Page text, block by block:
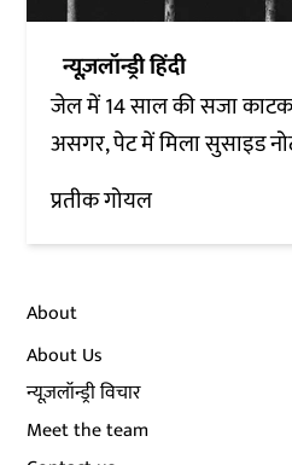
न्यूज़लॉन्ड्री हिंदी
जेल में 14 साल की सजा
असगर, पेट में मिला सुसाइड
प्रतीक गोयल
About
About Us
न्यूज़लॉन्ड्री विचार
Meet the team